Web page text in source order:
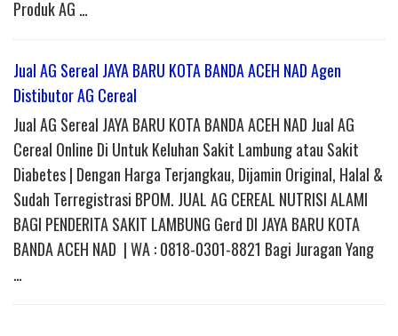
Produk AG …
Jual AG Sereal JAYA BARU KOTA BANDA ACEH NAD Agen
Distibutor AG Cereal
Jual AG Sereal JAYA BARU KOTA BANDA ACEH NAD Jual AG
Cereal Online Di Untuk Keluhan Sakit Lambung atau Sakit
Diabetes | Dengan Harga Terjangkau, Dijamin Original, Halal &
Sudah Terregistrasi BPOM. JUAL AG CEREAL NUTRISI ALAMI
BAGI PENDERITA SAKIT LAMBUNG Gerd DI JAYA BARU KOTA
BANDA ACEH NAD | WA : 0818-0301-8821 Bagi Juragan Yang
…